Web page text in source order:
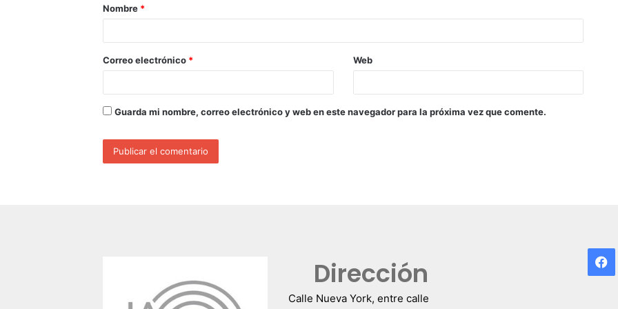
Nombre *
Correo electrónico * Web
Guarda mi nombre, correo electrónico y web en este navegador para la próxima vez que comente.
Dirección
Calle Nueva York, entre calle